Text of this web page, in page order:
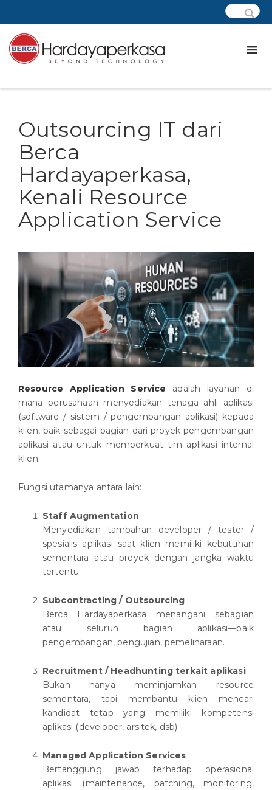
Outsourcing IT dari
Berca
Hardayaperkasa,
Kenali Resource
Application Service
Resource Application Service adalah layanan di
mana perusahaan menyediakan tenaga ahli aplikasi
(software / sistem / pengembangan aplikasi) kepada
klien, baik sebagai bagian dari proyek pengembangan
aplikasi atau untuk memperkuat tim aplikasi internal
klien.
Fungsi utamanya antara lain:
Staff Augmentation
Menyediakan tambahan developer / tester /
spesialis aplikasi saat klien memiliki kebutuhan
sementara atau proyek dengan jangka waktu
tertentu.
Subcontracting / Outsourcing
Berca Hardayaperkasa menangani sebagian
atau seluruh bagian aplikasi—baik
pengembangan, pengujian, pemeliharaan.
Recruitment / Headhunting terkait aplikasi
Bukan hanya meminjamkan resource
sementara, tapi membantu klien mencari
kandidat tetap yang memiliki kompetensi
aplikasi (developer, arsitek, dsb).
Managed Application Services
Bertanggung jawab terhadap operasional
aplikasi (maintenance, patching, monitoring,